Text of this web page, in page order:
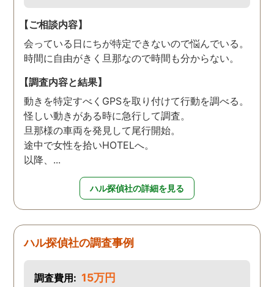
【ご相談内容】
会っている日にちが特定できないので悩んでいる。
時間に自由がきく旦那なので時間も分からない。
【調査内容と結果】
動きを特定すべくGPSを取り付けて行動を調べる。
怪しい動きがある時に急行して調査。
旦那様の車両を発見して尾行開始。
途中で女性を拾いHOTELへ。
以降、...
ハル探偵社の詳細を見る
ハル探偵社の調査事例
調査費用: 15万円